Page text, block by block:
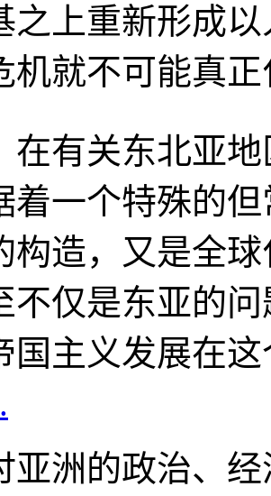
之上重新形成
机就不可能真
在有关东北亚
着一个特殊的
构造，又是全
不仅是东亚的
国主义发展在
亚洲的政治、